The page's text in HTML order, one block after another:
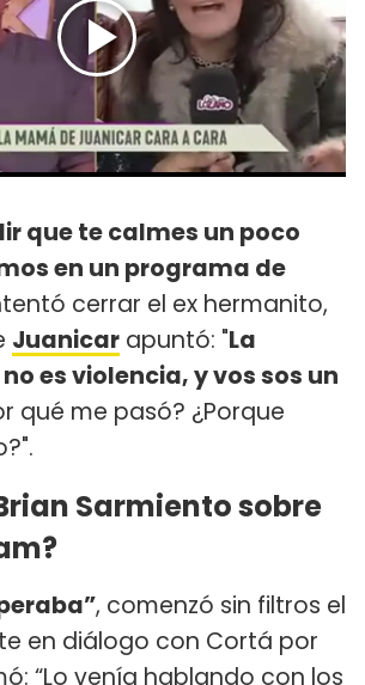
que te calmes un poco
en un programa de
cerrar el ex hermanito,
Juanicar apuntó: "La
es violencia, y vos sos un
qué me pasó? ¿Porque
Sarmiento sobre
, comenzó sin filtros el
en diálogo con Cortá por
“Lo venía hablando con los